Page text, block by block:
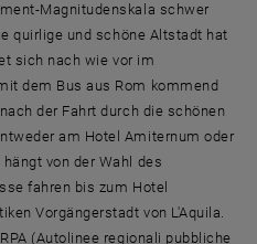
Magnitudenskala schwer
quirlige und schöne Altstadt hat
sich nach wie vor im
dem Bus aus Rom kommend
der Fahrt durch die schönen
am Hotel Amiternum oder
von der Wahl des
fahren bis zum Hotel
Vorgängerstadt von L'Aquila.
(Autolinee regionali pubbliche